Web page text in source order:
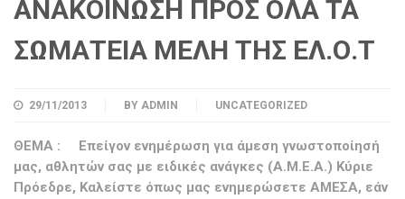
ΑΝΑΚΟΙΝΩΣΗ ΠΡΟΣ ΟΛΑ ΤΑ
ΣΩΜΑΤΕΙΑ ΜΕΛΗ ΤΗΣ ΕΛ.Ο.Τ
29/11/2013 BY ADMIN UNCATEGORIZED
ΘΕΜΑ : Επείγον ενημέρωση για άμεση γνωστοποίησή
μας, αθλητών σας με ειδικές ανάγκες (Α.Μ.Ε.Α.) Κύριε
Πρόεδρε, Καλείστε όπως μας ενημερώσετε ΑΜΕΣΑ, εάν